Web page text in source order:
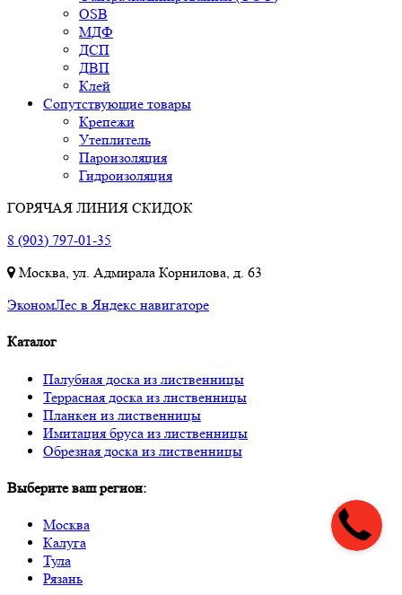
OSB
МДФ
ДСП
ДВП
Клей
Сопутствующие товары
Крепежи
Утеплитель
Пароизоляция
Гидроизоляция
ГОРЯЧАЯ ЛИНИЯ СКИДОК
8 (903) 797-01-35
Москва, ул. Адмирала Корнилова, д. 63
ЭкономЛес в Яндекс навигаторе
Каталог
Палубная доска из лиственницы
Террасная доска из лиственницы
Планкен из лиственницы
Имитация бруса из лиственницы
Обрезная доска из лиственницы
Выберите ваш регион:
Москва
Калуга
Тула
Рязань